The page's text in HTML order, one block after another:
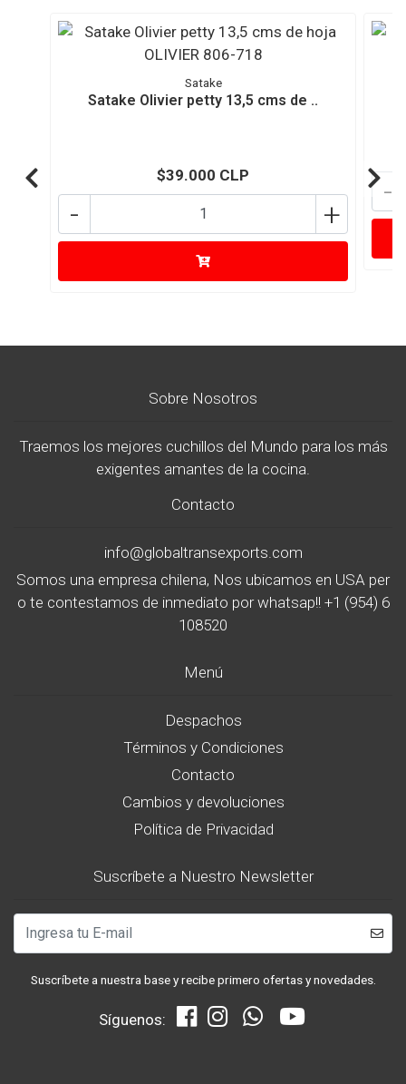
Satake
Satake Olivier petty 13,5 cms de ..
$39.000 CLP
+
-
-
Sobre Nosotros
Traemos los mejores cuchillos del Mundo para los más
exigentes amantes de la cocina.
Contacto
info@globaltransexports.com
Somos una empresa chilena, Nos ubicamos en USA per
o te contestamos de inmediato por whatsap!! +1 (954) 6
108520
Menú
Despachos
Términos y Condiciones
Contacto
Cambios y devoluciones
Política de Privacidad
Suscríbete a Nuestro Newsletter
Suscríbete a nuestra base y recibe primero ofertas y novedades.
Síguenos: